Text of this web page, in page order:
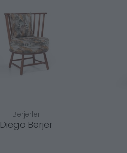
Berjerler
Diego Berjer